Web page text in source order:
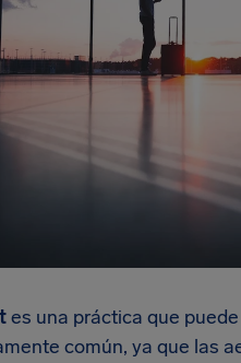
es una práctica que
común, ya que las